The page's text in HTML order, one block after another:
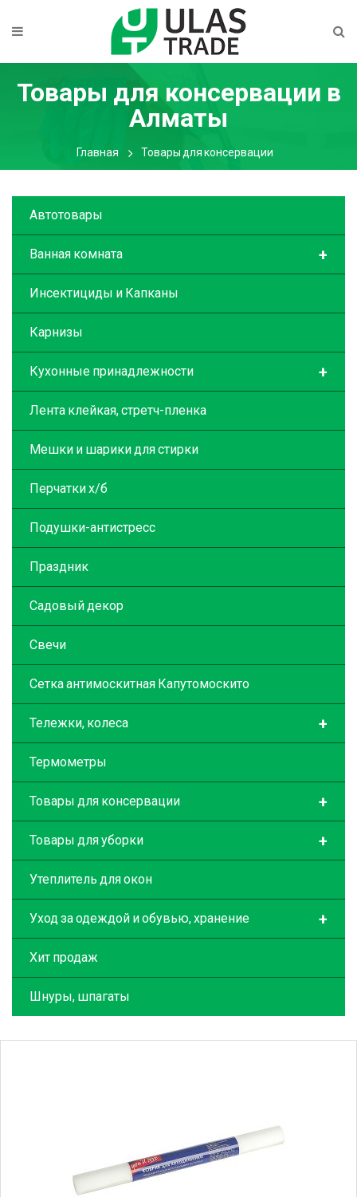
Товары для консервации в
Алматы
Главная Товары для консервации
Автотовары
+
Ванная комната
Инсектициды и Капканы
Карнизы
+
Кухонные принадлежности
Лента клейкая, стретч-пленка
Мешки и шарики для стирки
Перчатки х/б
Подушки-антистресс
Праздник
Садовый декор
Свечи
Сетка антимоскитная Капутомоскито
+
Тележки, колеса
Термометры
+
Товары для консервации
+
Товары для уборки
Утеплитель для окон
+
Уход за одеждой и обувью, хранение
Хит продаж
Шнуры, шпагаты